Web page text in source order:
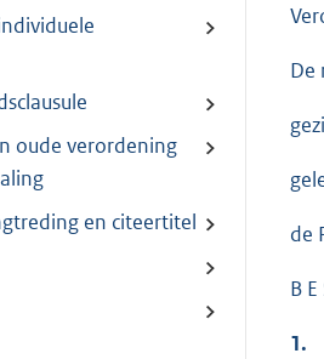
oude verordening
en citeertitel
De
de
B
1.